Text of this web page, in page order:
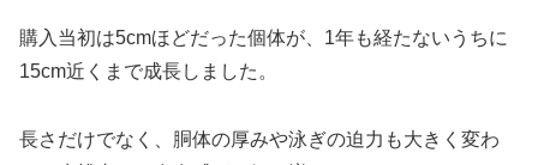
購入当初は5cmほどだった個体が、1年も経たないうちに
15cm近くまで成長しました。
長さだけでなく、胴体の厚みや泳ぎの迫力も大きく変わ